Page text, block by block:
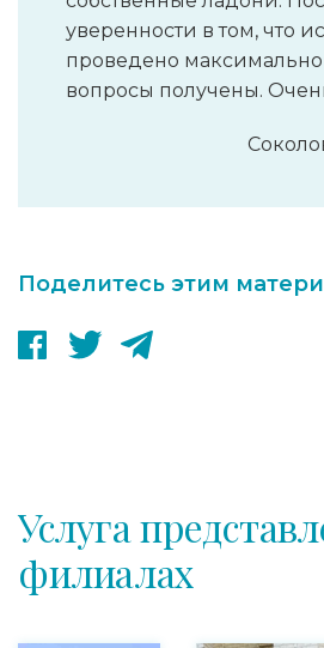
уверенности в том, что
проведено максимально
вопросы получены.
Поделитесь этим
Услуга
филиалах